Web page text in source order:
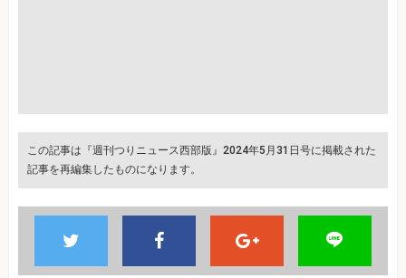
この記事は『週刊つりニュース西部版』2024年5月31日号に掲載された
記事を再編集したものになります。